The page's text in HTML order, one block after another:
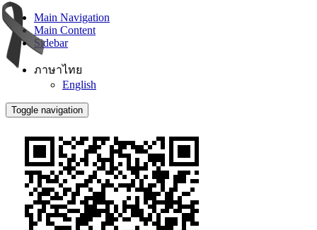
Main Navigation
Main Content
Sidebar
ภาษาไทย
English
Toggle navigation